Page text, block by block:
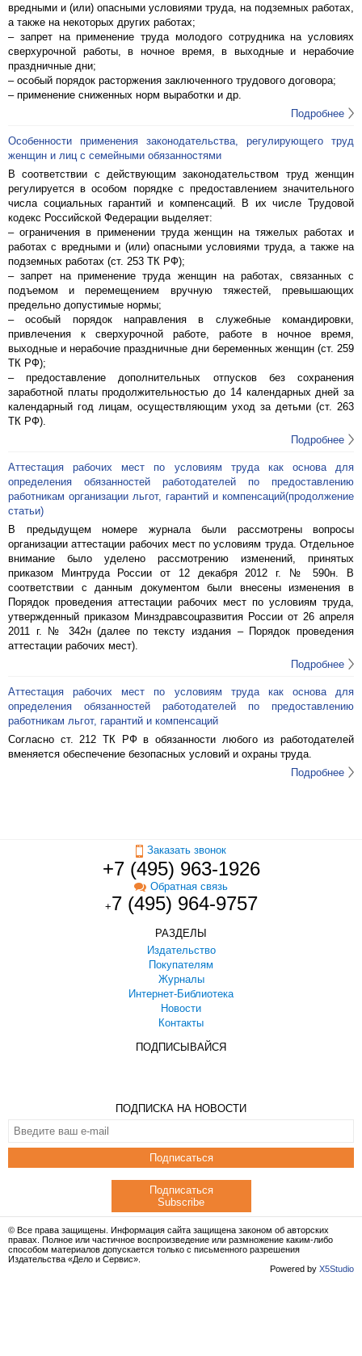
вредными и (или) опасными условиями труда, на подземных работах,
а также на некоторых других работах;
– запрет на применение труда молодого сотрудника на условиях
сверхурочной работы, в ночное время, в выходные и нерабочие
праздничные дни;
– особый порядок расторжения заключенного трудового договора;
– применение сниженных норм выработки и др.
Подробнее
Особенности применения законодательства, регулирующего труд
женщин и лиц с семейными обязанностями
В соответствии с действующим законодательством труд женщин
регулируется в особом порядке с предоставлением значительного
числа социальных гарантий и компенсаций. В их числе Трудовой
кодекс Российской Федерации выделяет:
– ограничения в применении труда женщин на тяжелых работах и
работах с вредными и (или) опасными условиями труда, а также на
подземных работах (ст. 253 ТК РФ);
– запрет на применение труда женщин на работах, связанных с
подъемом и перемещением вручную тяжестей, превышающих
предельно допустимые нормы;
– особый порядок направления в служебные командировки,
привлечения к сверхурочной работе, работе в ночное время,
выходные и нерабочие праздничные дни беременных женщин (ст. 259
ТК РФ);
– предоставление дополнительных отпусков без сохранения
заработной платы продолжительностью до 14 календарных дней за
календарный год лицам, осуществляющим уход за детьми (ст. 263
ТК РФ).
Подробнее
Аттестация рабочих мест по условиям труда как основа для
определения обязанностей работодателей по предоставлению
работникам организации льгот, гарантий и компенсаций(продолжение
статьи)
В предыдущем номере журнала были рассмотрены вопросы
организации аттестации рабочих мест по условиям труда. Отдельное
внимание было уделено рассмотрению изменений, принятых
приказом Минтруда России от 12 декабря 2012 г. № 590н. В
соответствии с данным документом были внесены изменения в
Порядок проведения аттестации рабочих мест по условиям труда,
утвержденный приказом Минздравсоцразвития России от 26 апреля
2011 г. № 342н (далее по тексту издания – Порядок проведения
аттестации рабочих мест).
Подробнее
Аттестация рабочих мест по условиям труда как основа для
определения обязанностей работодателей по предоставлению
работникам льгот, гарантий и компенсаций
Согласно ст. 212 ТК РФ в обязанности любого из работодателей
вменяется обеспечение безопасных условий и охраны труда.
Подробнее
Заказать звонок
+7 (495) 963-1926
Обратная связь
+7 (495) 964-9757
РАЗДЕЛЫ
Издательство
Покупателям
Журналы
Интернет-Библиотека
Новости
Контакты
ПОДПИСЫВАЙСЯ
ПОДПИСКА НА НОВОСТИ
Подписаться
Подписаться
Subscribe
© Все права защищены. Информация сайта защищена законом об авторских
правах. Полное или частичное воспроизведение или размножение каким-либо
способом материалов допускается только с письменного разрешения
Издательства «Дело и Сервис».
Powered by X5Studio